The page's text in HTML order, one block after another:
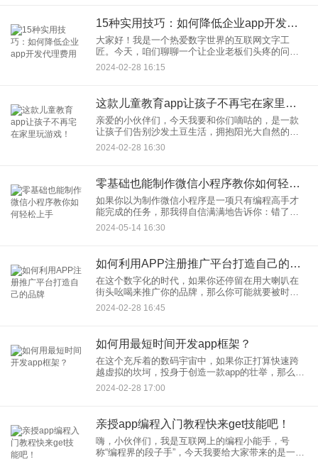
15种实用技巧：如何降低企业app开发代理费用
大家好！我是一个热爱数字世界的互联网文字工
匠。今天，咱们聊聊一个让企业老板们头疼的问题
——怎样才能降低企业app开发代理费用呢？别急，
老夫这里有15招高招，助你一臂之力！
2024-02-28 16:15
这款儿童教育app让孩子不再宅在家里玩游戏！
亲爱的小伙伴们，今天我要和你们嘀咕的，是一款
让孩子们告别沙发土豆生活，拥抱阳光大自然的神
奇玩意儿——一款儿童教育app。 首先，别急着翻到
手机后台看孩子们现在在不
2024-02-28 16:30
零基础也能制作微信小程序教你如何轻松上手
如果你以为制作微信小程序是一项只有编程高手才
能完成的任务，那我得自信满满地告诉你：错了！
今天我就要来揭秘如何在零基础的情况下，轻松上
2024-05-14 16:30
如何利用APP注册推广平台打造自己的品牌
在这个数字化的时代，如果你还停留在用大喇叭在
街头吆喝来推广你的品牌，那么你可能就要被时代
的列车无情地甩在脑后了。现在，我们有了一个更
为高效的武器——APP注册推广平台。没错，就是
2024-02-28 16:45
如何用最短时间开发app框架？
在这个充斥着的数码宇宙中，如果你正打算快速跨
越虚拟的坎坷，投身于创造一款app的壮举，那么，
亲爱的朋友，让我们一起来探讨如何在最短时间内
开发app框架。 首先，你
2024-02-28 17:00
亲授app编程入门教程快来get技能吧！
嗨，小伙伴们，我是互联网上的编程小能手，号
称“编程界的段子手”，今天我要给大家带来的是一款